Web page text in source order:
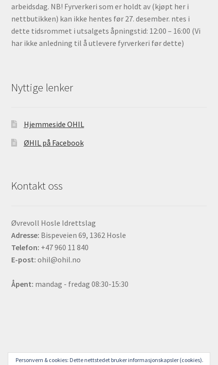
arbeidsdag. NB! Fyrverkeri som er holdt av (kjøpt her i
nettbutikken) kan ikke hentes før 27. desember. ntes i
dette tidsrommet i utsalgets åpningstid: 12:00 – 16:00 (Vi
har ikke anledning til å utlevere fyrverkeri før dette)
Nyttige lenker
Hjemmeside OHIL
ØHIL på Facebook
Kontakt oss
Øvrevoll Hosle Idrettslag
Adresse: Bispeveien 69, 1362 Hosle
Telefon: +47 960 11 840
E-post: ohil@ohil.no
Åpent: mandag - fredag 08:30-15:30
© ØHIL Sjappa 2023
Personvern & cookies: Dette nettstedet bruker informasjonskapsler (cookies).